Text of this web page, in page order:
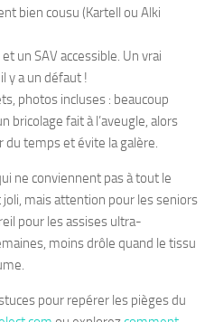
bien cousu (Kartell ou Alki
un SAV accessible. Un vrai
y a un défaut !
photos incluses : beaucoup
bricolage fait à l’aveugle, alors
du temps et évite la galère.
ne conviennent pas à tout le
joli, mais attention pour les seniors
pour les assises ultra-
moins drôle quand le tissu
pour repérer les pièges du